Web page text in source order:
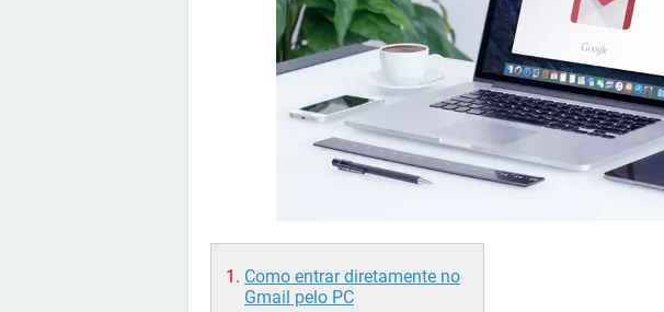
Como entrar diretamente no
Gmail pelo PC